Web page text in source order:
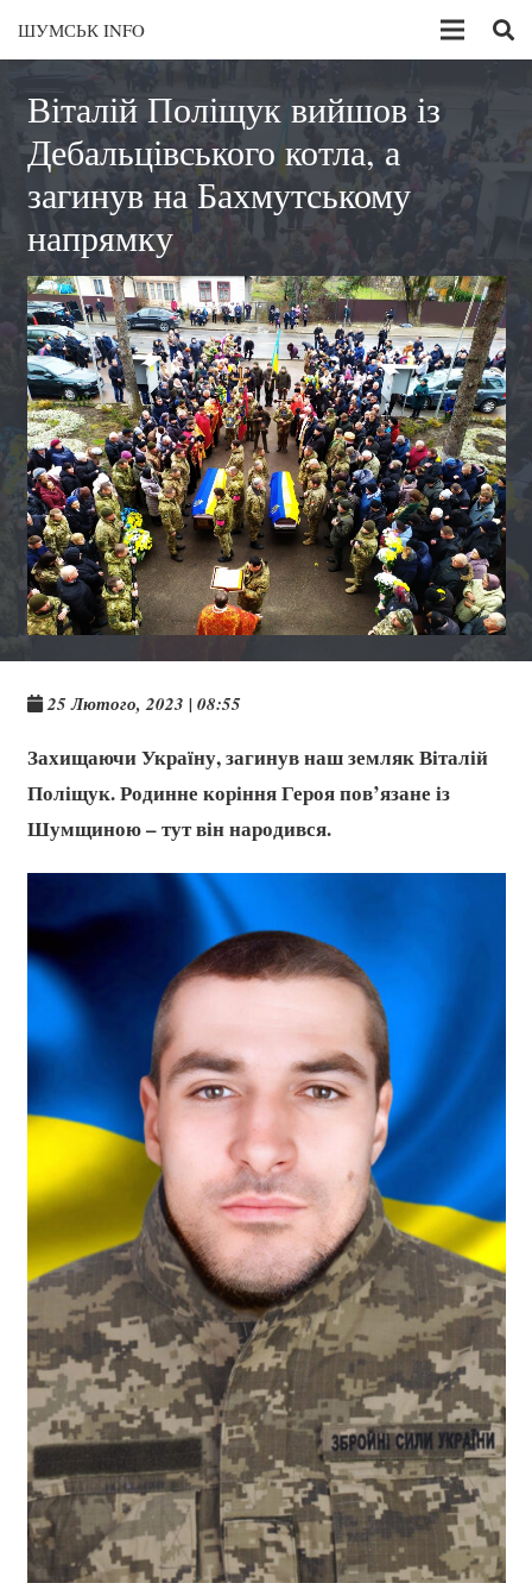
ШУМСЬК INFO
Віталій Поліщук вийшов із
Дебальцівського котла, а
загинув на Бахмутському
напрямку
25 Лютого, 2023 | 08:55
Захищаючи Україну, загинув наш земляк Віталій
Поліщук. Родинне коріння Героя пов’язане із
Шумщиною – тут він народився.